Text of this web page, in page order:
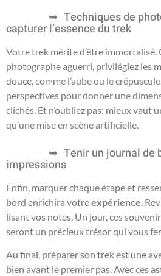
Techniques de
capturer l’essence du trek
Votre trek mérite d’être immortalisé.
photographe aguerri, privilégiez les
douce, comme l’aube ou le
perspectives pour donner une
clichés. Et n’oubliez pas: mieux vaut
qu’une mise en scène artificielle.
Tenir un journal de
impressions
Enfin, marquer chaque étape et
bord enrichira votreexpérience.
lisant vos notes. Un jour, ces
seront un précieux trésor qui vous
Au final, préparer son trek est une
bien avant le premier pas. Avec ces